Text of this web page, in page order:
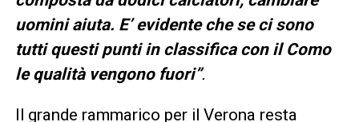
uomini aiuta. E’ evidente che se ci sono
tutti questi punti in classifica con il Como
le qualità vengono fuori”.
Il grande rammarico per il Verona resta